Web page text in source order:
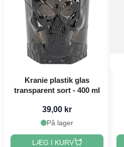
Kranie plastik glas
transparent sort - 400 ml
39,00 kr
På lager
LÆG I KURV